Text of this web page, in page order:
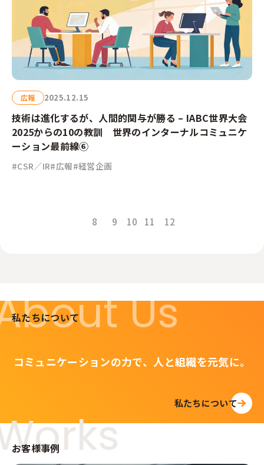
広報 2025.12.15
技術は進化するが、人間的関与が勝る – IABC世界大会
2025からの10の教訓 世界のインターナルコミュニケ
ーション最前線⑥
#CSR／IR#広報#経営企画
8 9 10 11 12
Us
私たちについて
コミュニケーションの力で、人と組織を元気に。
私たちについて
お客様事例